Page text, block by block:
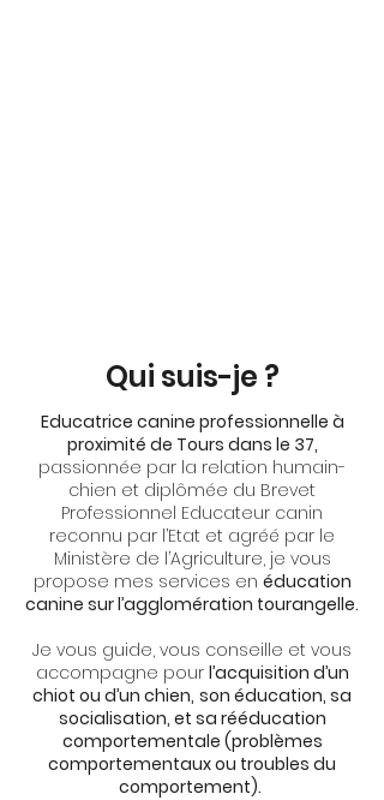
Qui suis-je ?
Educatrice canine professionnelle à
proximité de Tours dans le 37,
passionnée par la relation humain-
chien et diplômée du Brevet
Professionnel Educateur canin
reconnu par l’Etat et agréé par le
Ministère de l’Agriculture, je vous
propose mes services en éducation
canine sur l’agglomération tourangelle.
Je vous guide, vous conseille et vous
accompagne pour l’acquisition d’un
chiot ou d’un chien, son éducation, sa
socialisation, et sa rééducation
comportementale (problèmes
comportementaux ou troubles du
comportement).